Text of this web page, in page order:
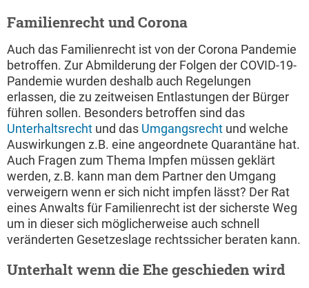
Familienrecht und Corona
Auch das Familienrecht ist von der Corona Pandemie
betroffen. Zur Abmilderung der Folgen der COVID-19-
Pandemie wurden deshalb auch Regelungen
erlassen, die zu zeitweisen Entlastungen der Bürger
führen sollen. Besonders betroffen sind das
Unterhaltsrecht und das Umgangsrecht und welche
Auswirkungen z.B. eine angeordnete Quarantäne hat.
Auch Fragen zum Thema Impfen müssen geklärt
werden, z.B. kann man dem Partner den Umgang
verweigern wenn er sich nicht impfen lässt? Der Rat
eines Anwalts für Familienrecht ist der sicherste Weg
um in dieser sich möglicherweise auch schnell
veränderten Gesetzeslage rechtssicher beraten kann.
Unterhalt wenn die Ehe geschieden wird